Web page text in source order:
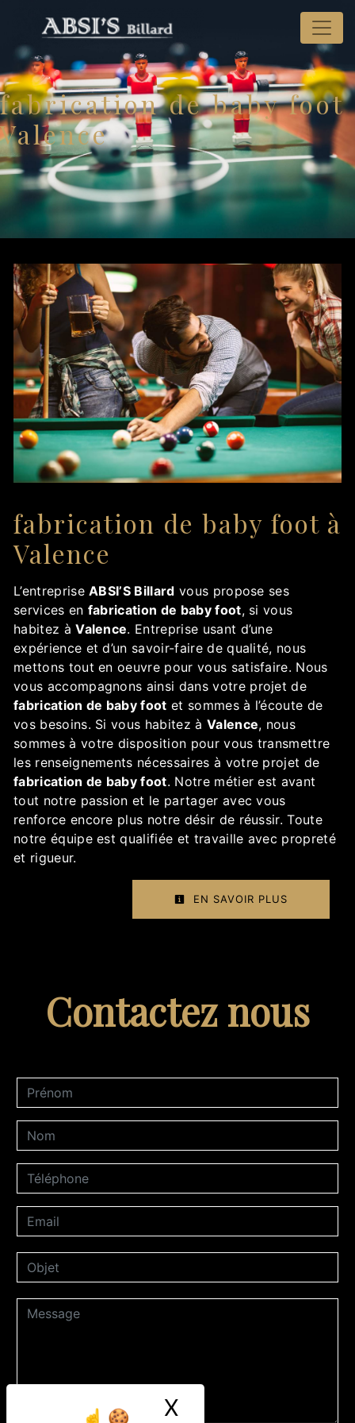
X
fabrication de baby foot
Valence
fabrication de baby foot à
Valence
L’entrepriseABSI’S Billard vous propose ses
services en fabrication de baby foot, si vous
habitez àValence. Entreprise usant d’une
expérience et d’un savoir-faire de qualité, nous
mettons tout en oeuvre pour vous satisfaire. Nous
vous accompagnons ainsi dans votre projet de
fabrication de baby foot et sommes à l’écoute de
vos besoins. Si vous habitez à Valence, nous
sommes à votre disposition pour vous transmettre
les renseignements nécessaires à votre projet de
fabrication de baby foot. Notre métier est avant
tout notre passion et le partager avec vous
renforce encore plus notre désir de réussir. Toute
notre équipe est qualifiée et travaille avec propreté
et rigueur.
EN SAVOIR PLUS
Contactez nous